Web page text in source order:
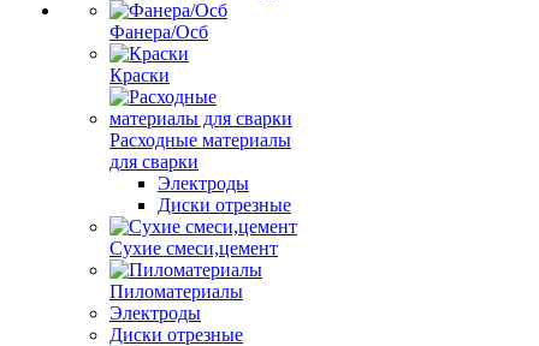
Фанера/Осб
Краски
Расходные материалы
для сварки
Электроды
Диски отрезные
Сухие смеси,цемент
Пиломатериалы
Электроды
Диски отрезные